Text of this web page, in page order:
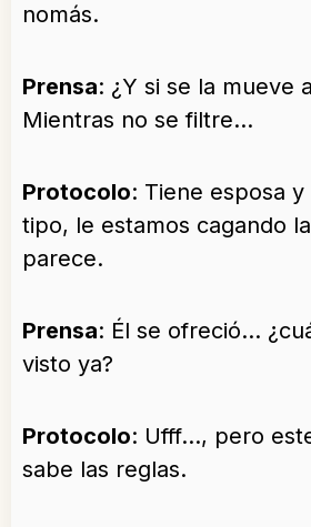
nomás.
Prensa: ¿Y si se la mueve
Mientras no se filtre…
Protocolo: Tiene esposa
tipo, le estamos cagando
parece.
Prensa: Él se ofreció…
visto ya?
Protocolo: Ufff…, pero
sabe las reglas.